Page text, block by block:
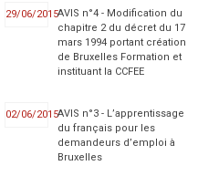
29/06/2015AVIS n°4 - Modification du
chapitre 2 du décret du 17
mars 1994 portant création
de Bruxelles Formation et
instituant la CCFEE
02/06/2015AVIS n°3 - L’apprentissage
du français pour les
demandeurs d’emploi à
Bruxelles